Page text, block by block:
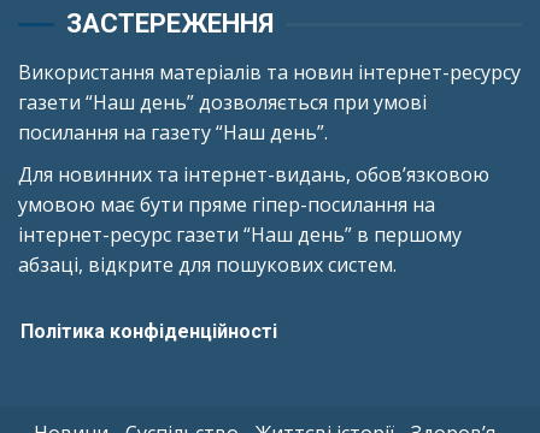
ЗАСТЕРЕЖЕННЯ
Використання матеріалів та новин інтернет-ресурсу
газети “Наш день” дозволяється при умові
посилання на газету “Наш день”.
Для новинних та інтернет-видань, обов’язковою
умовою має бути пряме гіпер-посилання на
інтернет-ресурс газети “Наш день” в першому
абзаці, відкрите для пошукових систем.
Політика конфіденційності